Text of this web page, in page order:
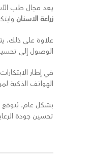
يعد مجال طب
زراعة الاسنان
علاوة على ذلك،
الوصول إلى
في إطار
الهواتف الذكية
بشكل عام،
تحسين جودة